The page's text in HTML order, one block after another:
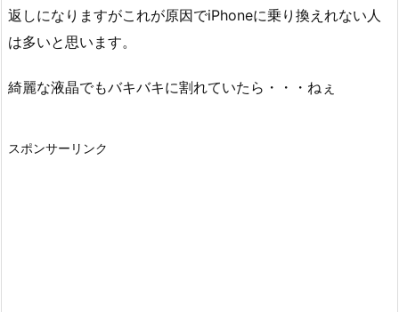
返しになりますがこれが原因でiPhoneに乗り換えれない人
は多いと思います。
綺麗な液晶でもバキバキに割れていたら・・・ねぇ
スポンサーリンク